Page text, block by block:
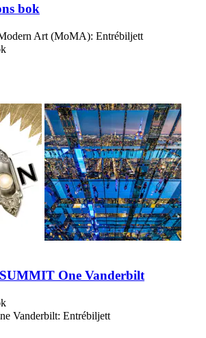
bok
Art (MoMA): Entrébiljett
One Vanderbilt
Vanderbilt: Entrébiljett